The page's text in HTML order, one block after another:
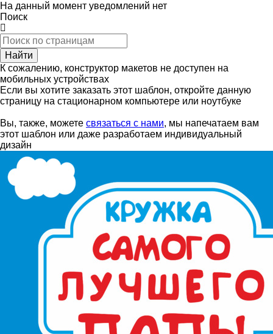
На данный момент уведомлений нет
Поиск
Найти
К сожалению, конструктор макетов не доступен на
мобильных устройствах
Если вы хотите заказать этот шаблон, откройте данную
страницу на стационарном компьютере или ноутбуке
Вы, также, можете связаться с нами, мы напечатаем вам
этот шаблон или даже разработаем индивидуальный
дизайн